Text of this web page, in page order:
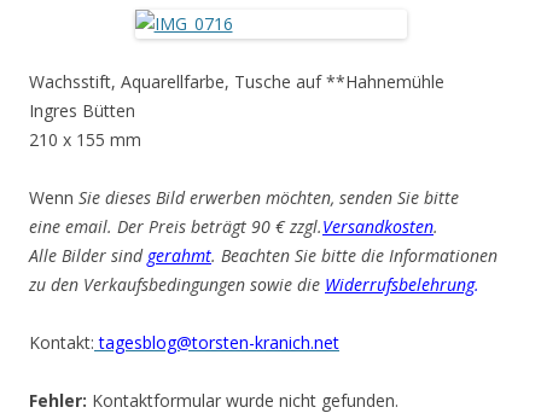
Wachsstift, Aquarellfarbe, Tusche auf **Hahnemühle
Ingres Bütten
210 x 155 mm
Wenn Sie dieses Bild erwerben möchten, senden Sie bitte
eine email. Der Preis beträgt 90 € zzgl.Versandkosten.
Alle Bilder sind gerahmt. Beachten Sie bitte die Informationen
zu den Verkaufsbedingungen sowie die Widerrufsbelehrung.
Kontakt: tagesblog@torsten-kranich.net
Fehler: Kontaktformular wurde nicht gefunden.